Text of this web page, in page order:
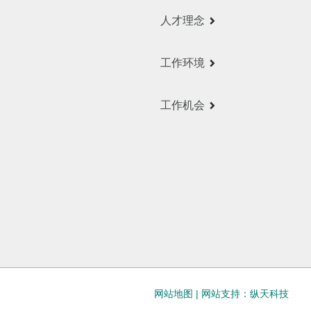
人才理念
工作环境
工作机会
网站地图 | 网站支持：纵天科技